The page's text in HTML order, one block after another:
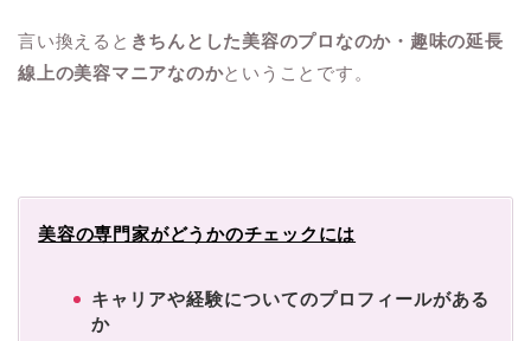
言い換えると きちんとした美容のプロなのか・趣味の延長
線上の美容マニアなのかということです。
美容の専門家がどうかのチェックには
キャリアや経験についてのプロフィールがある
か